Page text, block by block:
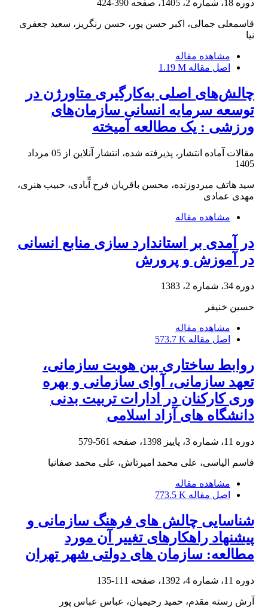
دوره 18، شماره 2، 1405، صفحه 390-424
قاسمعلی جمالی، اکبر حسن پور، حسن رنگریز، سعید جعفری
نیا
مشاهده مقاله
اصل مقاله 1.19 M
چالش‌های اصلی به‌کارگیری متاورژن در
توسعه سرمایه انسانی سازمان‌های
ورزشی : یک مطالعه آمیخته
مقالات آماده انتشار، پذیرفته شده، انتشار آنلاین از
05 مرداد
1405
سید هاتف میردوزنده، محسن باقریان فرح آّبادی، حبیب هنری،
مهدی عمادی
مشاهده مقاله
در آمدی بر استاندارد سازی منابع انسانی
در آموزش و پرورش
دوره 34، شماره 2، 1383
حسین خنیفر
مشاهده مقاله
اصل مقاله 573.7 K
روابط ساختاری بین هویت سازمانی،
تعهد سازمانی، آوای سازمانی و بهره
وری کارکنان در ادارات تربیت بدنی
دانشگاه های آزاد اسلامی
دوره 11، شماره 3، پاییز 1398، صفحه 561-579
قاسم الیاسی، علی محمد امیرتاش، علی محمد صفانیا
مشاهده مقاله
اصل مقاله 773.5 K
شناسایی چالش های فرهنگ سازمانی و
پیشنهاد راهکارهای تغییر آن مورد
مطالعه: سازمان های دولتی شهر تهران
دوره 11، شماره 4، 1392، صفحه 111-135
آرش رسته مقدم، حمید رحیمیان، عباس عباس پور